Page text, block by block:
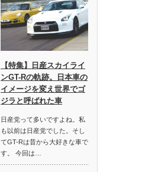
【特集】日産スカイライ
ンGT-Rの軌跡。日本車の
イメージを変え世界でゴ
ジラと呼ばれた車
日産党って多いですよね。私
も以前は日産党でした。そし
てGT-Rは昔から大好きな車で
す。 今回は…